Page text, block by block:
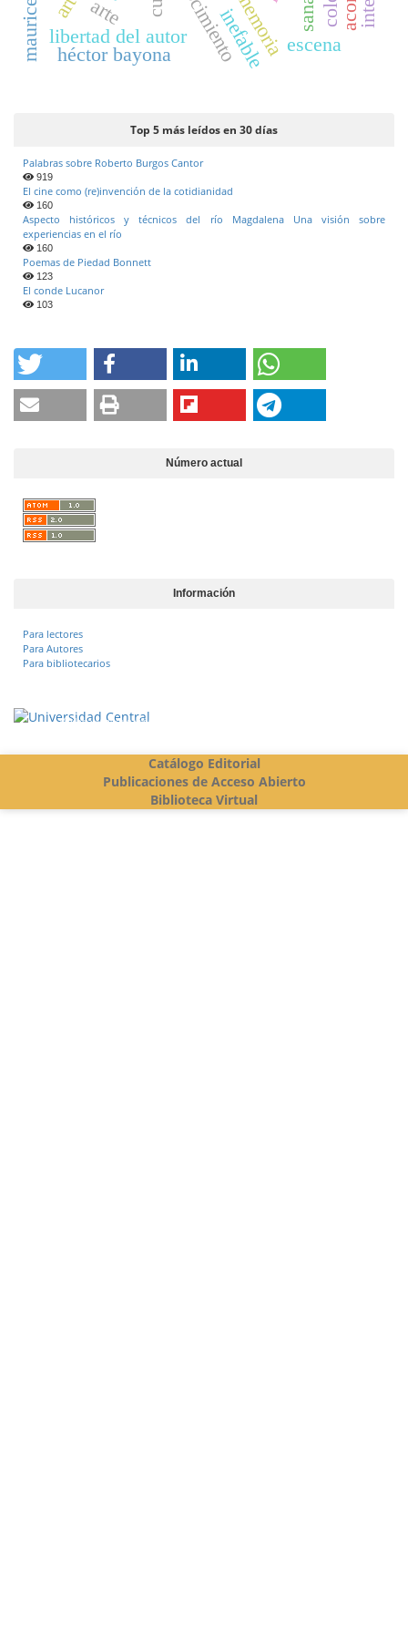
libertad del autor memoria escena
inefable
arte
héctor bayona
Top 5 más leídos en 30 días
Palabras sobre Roberto Burgos Cantor
919
El cine como (re)invención de la cotidianidad
160
Aspecto históricos y técnicos del río Magdalena Una visión sobre
experiencias en el río
160
Poemas de Piedad Bonnett
123
El conde Lucanor
103
Número actual
Información
Para lectores
Para Autores
Para bibliotecarios
Vigilada Mineducación
Catálogo Editorial
Publicaciones de Acceso Abierto
Biblioteca Virtual